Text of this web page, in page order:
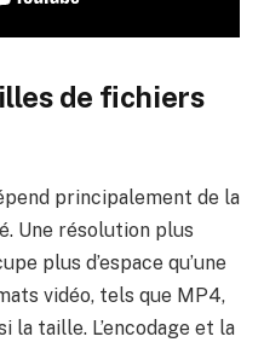
de fichiers
principalement de la
Une résolution plus
plus d’espace qu’une
vidéo, tels que MP4,
la taille. L’encodage et la